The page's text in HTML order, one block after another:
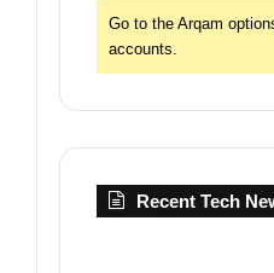
Go to the Arqam
accounts.
Recent Tech